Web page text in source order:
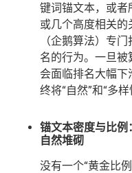
键词锚文本，或
或几个高度相关的
（企鹅算法）专
名的行为。一旦
会面临排名大幅
终将“自然”和“多
锚文本密度与比
自然堆砌
没有一个“黄金比